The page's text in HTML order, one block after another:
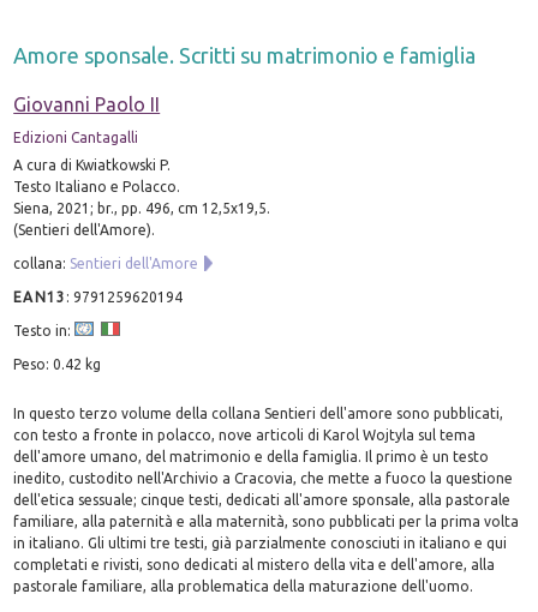
Amore sponsale. Scritti su matrimonio e famiglia
Giovanni Paolo II
Edizioni Cantagalli
A cura di Kwiatkowski P.
Testo Italiano e Polacco.
Siena, 2021; br., pp. 496, cm 12,5x19,5.
(Sentieri dell'Amore).
collana: Sentieri dell'Amore
EAN13 :9791259620194
Testo in:
Peso: 0.42 kg
In questo terzo volume della collana Sentieri dell'amore sono pubblicati,
con testo a fronte in polacco, nove articoli di Karol Wojtyla sul tema
dell'amore umano, del matrimonio e della famiglia. Il primo è un testo
inedito, custodito nell'Archivio a Cracovia, che mette a fuoco la questione
dell'etica sessuale; cinque testi, dedicati all'amore sponsale, alla pastorale
familiare, alla paternità e alla maternità, sono pubblicati per la prima volta
in italiano. Gli ultimi tre testi, già parzialmente conosciuti in italiano e qui
completati e rivisti, sono dedicati al mistero della vita e dell'amore, alla
pastorale familiare, alla problematica della maturazione dell'uomo.